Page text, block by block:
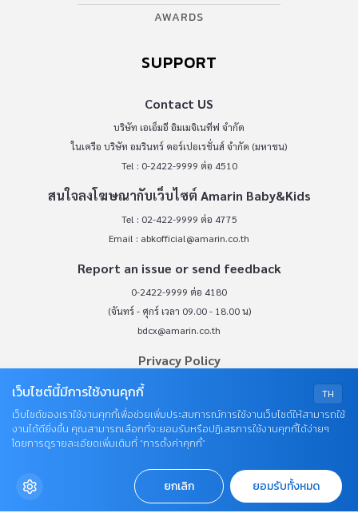
AWARDS
SUPPORT
Contact US
บริษัท เอเอ็มอี อิมเมจิเนทีฟ จำกัด
ในเครือ บริษัท อมรินทร์ คอร์เปอเรชั่นส์ จำกัด (มหาชน)
Tel : 0-2422-9999 ต่อ 4510
สนใจลงโฆษณากับเว็บไซต์ Amarin Baby&Kids
Tel : 02-422-9999 ต่อ 4775
Email : abkofficial@amarin.co.th
Report an issue or send feedback
0-2422-9999 ต่อ 4180
(จันทร์ - ศุกร์ เวลา 09.00 - 18.00 น)
bdcx@amarin.co.th
Privacy Policy
OUR SOCIALS
TH
เว็บไซต์นี้มีการใช้งานคุกกี้
เว็บไซต์ของเราใช้งานคุกกี้เพื่อช่วยเพิ่มประสบการณ์การใช้งานเว็บไซต์ให้สามารถใช้
งานได้ดียิ่งขึ้น คุณสามารถเลือกที่จะยอมรับหรือปฏิเสธการใช้งานคุกกี้ได้ง่ายๆ
โดยการดูรายละเอียดเพิ่มเติมที่ “การตั้งค่าคุกกี้”
ยกเลิก ยอมรับทั้งหมด